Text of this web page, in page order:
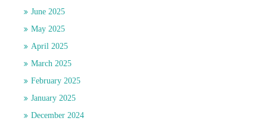
June 2025
May 2025
April 2025
March 2025
February 2025
January 2025
December 2024